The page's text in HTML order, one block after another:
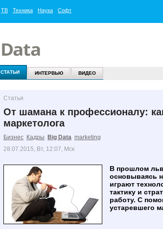
ТВ Техника Наука Софт
СТАТЬИ ИНТЕРВЬЮ ВИДЕО
Статья
От шамана к профессионалу:
маркетолога
Бизнес Кадры Big Data marketing
28.07.2015, Вт, 12:07, Мск
В прошлом
основываясь
играют
тактику и
работу. С
устаревшего